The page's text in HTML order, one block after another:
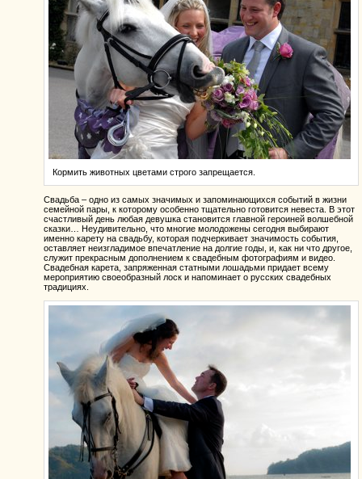
Кормить животных цветами строго запрещается.
Свадьба – одно из самых значимых и запоминающихся событий в жизни
семейной пары, к которому особенно тщательно готовится невеста. В этот
счастливый день любая девушка становится главной героиней волшебной
сказки… Неудивительно, что многие молодожены сегодня выбирают
именно карету на свадьбу, которая подчеркивает значимость события,
оставляет неизгладимое впечатление на долгие годы, и, как ни что другое,
служит прекрасным дополнением к свадебным фотографиям и видео.
Свадебная карета, запряженная статными лошадьми придает всему
мероприятию своеобразный лоск и напоминает о русских свадебных
традициях.